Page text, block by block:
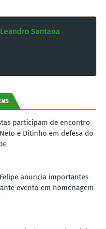
Leandro Santana
participam de encontro
e Ditinho em defesa do
anuncia importantes
evento em homenagem